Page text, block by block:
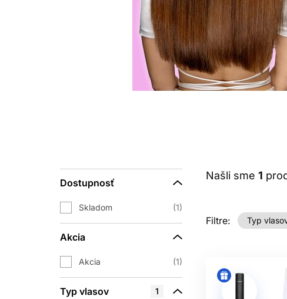
Dostupnosť
Skladom 1
Akcia
Akcia 1
Typ vlasov 1
Našli sme 1
Filtre: Typ